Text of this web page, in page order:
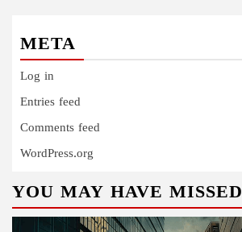
META
Log in
Entries feed
Comments feed
WordPress.org
YOU MAY HAVE MISSED